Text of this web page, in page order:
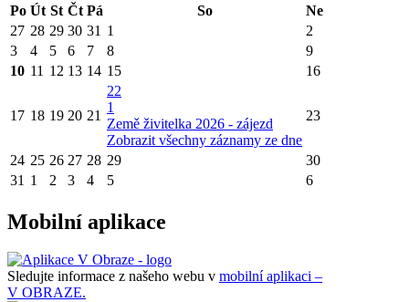
Po Út St Čt Pá So
Ne
27 28 29 30 31 1
2
3
4 5 6 7 8
9
10 11 12 13 14 15 16
17 18 19 20 21
22
1
Země živitelka 2026 - zájezd
Zobrazit všechny záznamy ze dne
23
24 25 26 27 28 29
30
31 1 2 3 4 5 6
Mobilní aplikace
Sledujte informace z našeho webu v mobilní aplikaci –
V OBRAZE.